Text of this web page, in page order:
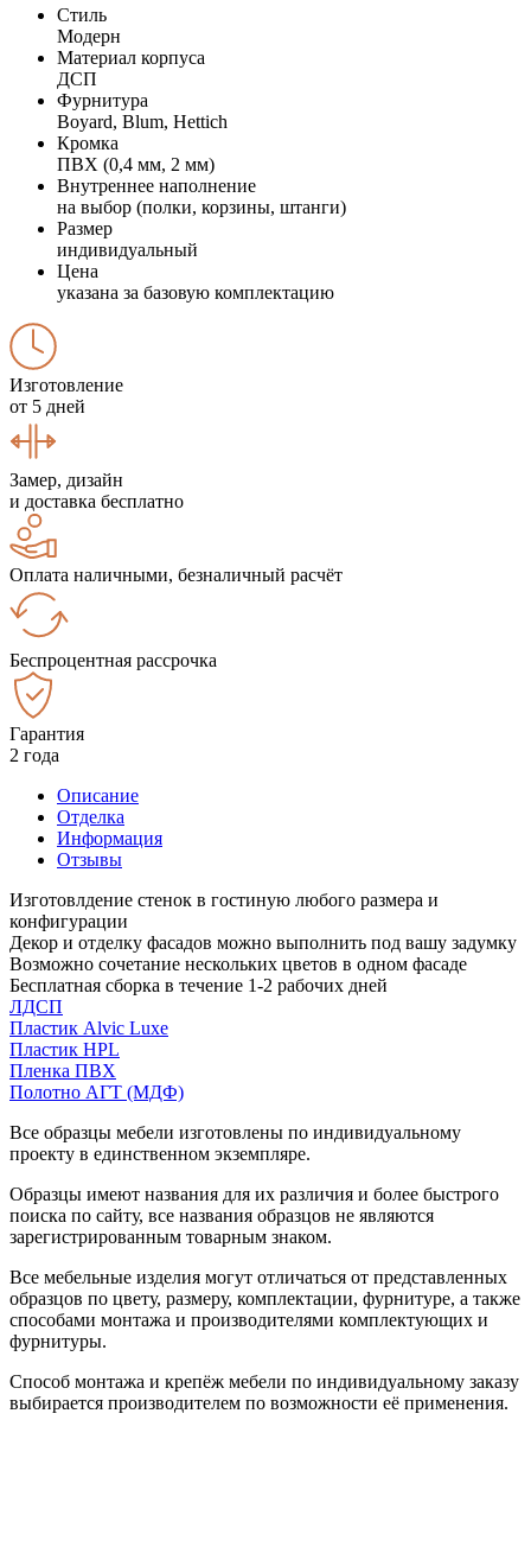
Стиль
Модерн
Материал корпуса
ДСП
Фурнитура
Boyard, Blum, Hettich
Кромка
ПВХ (0,4 мм, 2 мм)
Внутреннее наполнение
на выбор (полки, корзины, штанги)
Размер
индивидуальный
Цена
указана за базовую комплектацию
Изготовление
от 5 дней
Замер, дизайн
и доставка бесплатно
Оплата наличными, безналичный расчёт
Беспроцентная рассрочка
Гарантия
2 года
Описание
Отделка
Информация
Отзывы
Изготовлдение стенок в гостиную любого размера и
конфигурации
Декор и отделку фасадов можно выполнить под вашу задумку
Возможно сочетание нескольких цветов в одном фасаде
Бесплатная сборка в течение 1-2 рабочих дней
ЛДСП
Пластик Alvic Luxe
Пластик HPL
Пленка ПВХ
Полотно АГТ (МДФ)
Все образцы мебели изготовлены по индивидуальному
проекту в единственном экземпляре.
Образцы имеют названия для их различия и более быстрого
поиска по сайту, все названия образцов не являются
зарегистрированным товарным знаком.
Все мебельные изделия могут отличаться от представленных
образцов по цвету, размеру, комплектации, фурнитуре, а также
способами монтажа и производителями комплектующих и
фурнитуры.
Способ монтажа и крепёж мебели по индивидуальному заказу
выбирается производителем по возможности её применения.